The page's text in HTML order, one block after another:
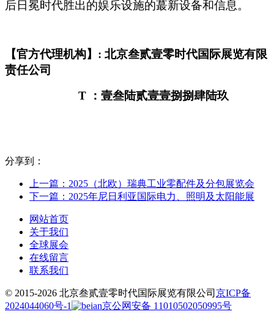
后日冕时代胜出的娱乐设施的蕞新设备和信息。
【官方代理机构】: 北京叁贰壹零时代国际展览有限
责任公司
T
：壹叁陆贰壹壹捌捌肆陆玖
分享到：
上一篇：2025（北欧）瑞典工业零配件及分包展览会
下一篇：2025年尼日利亚国际电力、照明及太阳能展
网站首页
关于我们
全球展会
在线留言
联系我们
© 2015-2026 北京叁贰壹零时代国际展览有限公司 京ICP备
2024044060号-1
京公网安备 11010502050995号